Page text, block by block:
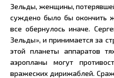
Зельды, женщины,
суждено было бы окончить
все обернулось иначе.
Зельды», и принимается за
этой планеты аппаратов
аэропланы могут
вражеских дирижаблей.